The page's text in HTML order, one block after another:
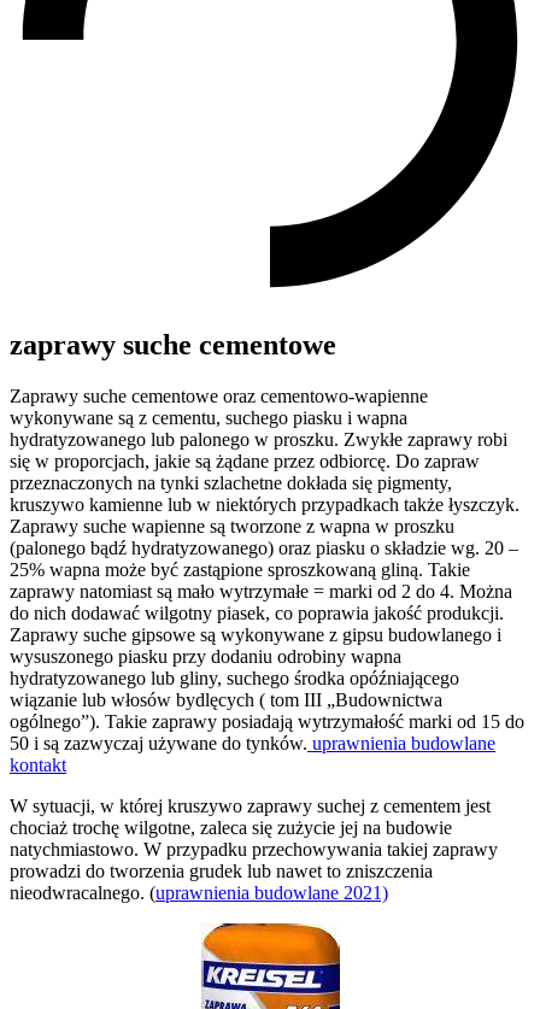
zaprawy suche cementowe
Zaprawy suche cementowe oraz cementowo-wapienne
wykonywane są z cementu, suchego piasku i wapna
hydratyzowanego lub palonego w proszku. Zwykłe zaprawy robi
się w proporcjach, jakie są żądane przez odbiorcę. Do zapraw
przeznaczonych na tynki szlachetne dokłada się pigmenty,
kruszywo kamienne lub w niektórych przypadkach także łyszczyk.
Zaprawy suche wapienne są tworzone z wapna w proszku
(palonego bądź hydratyzowanego) oraz piasku o składzie wg. 20 –
25% wapna może być zastąpione sproszkowaną gliną. Takie
zaprawy natomiast są mało wytrzymałe = marki od 2 do 4. Można
do nich dodawać wilgotny piasek, co poprawia jakość produkcji.
Zaprawy suche gipsowe są wykonywane z gipsu budowlanego i
wysuszonego piasku przy dodaniu odrobiny wapna
hydratyzowanego lub gliny, suchego środka opóźniającego
wiązanie lub włosów bydlęcych ( tom III „Budownictwa
ogólnego”). Takie zaprawy posiadają wytrzymałość marki od 15 do
50 i są zazwyczaj używane do tynków. uprawnienia budowlane
kontakt
W sytuacji, w której kruszywo zaprawy suchej z cementem jest
chociaż trochę wilgotne, zaleca się zużycie jej na budowie
natychmiastowo. W przypadku przechowywania takiej zaprawy
prowadzi do tworzenia grudek lub nawet to zniszczenia
nieodwracalnego. (uprawnienia budowlane 2021)